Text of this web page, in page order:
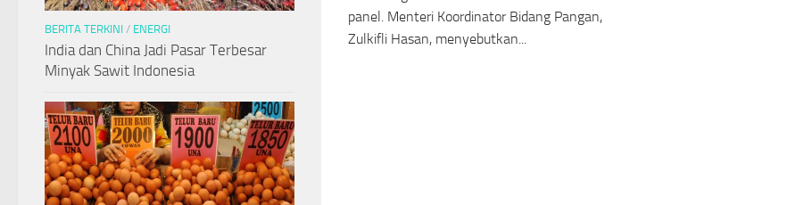
panel. Menteri Koordinator Bidang Pangan,
Zulkifli Hasan, menyebutkan...
BERITA TERKINI / ENERGI
India dan China Jadi Pasar Terbesar
Minyak Sawit Indonesia